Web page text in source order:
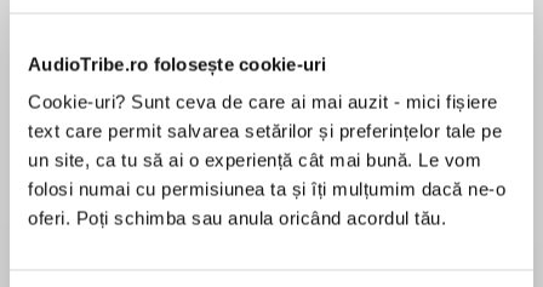
AudioTribe.ro folosește cookie-uri
Cookie-uri? Sunt ceva de care ai mai auzit - mici fișiere
text care permit salvarea setărilor și preferințelor tale pe
un site, ca tu să ai o experiență cât mai bună. Le vom
folosi numai cu permisiunea ta și îți mulțumim dacă ne-o
oferi. Poți schimba sau anula oricând acordul tău.
de...
Dani Francis
la...
Lauren Weisberger Sohn Won-pyung